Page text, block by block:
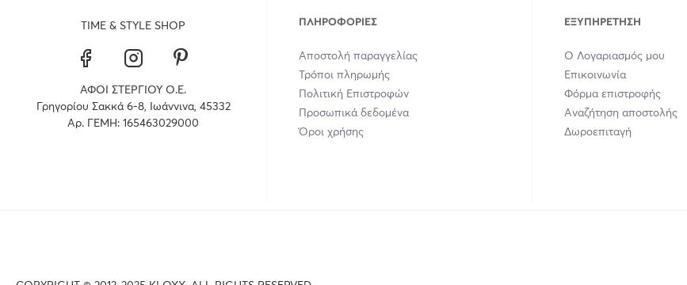
TIME & STYLE SHOP
ΑΦΟΙ ΣΤΕΡΓΙΟΥ Ο.Ε.
Γρηγορίου Σακκά 6-8, Ιωάννινα, 45332
Αρ. ΓΕΜΗ: 165463029000
ΠΛΗΡΟΦΟΡΊΕΣ
Αποστολή παραγγελίας
Τρόποι πληρωμής
Πολιτική Επιστροφών
Προσωπικά δεδομένα
Όροι χρήσης
ΕΞΥΠΗΡΈΤΗΣΗ
Ο Λογαριασμός μου
Επικοινωνία
Φόρμα επιστροφής
Αναζήτηση αποστολής
Δωροεπιταγή